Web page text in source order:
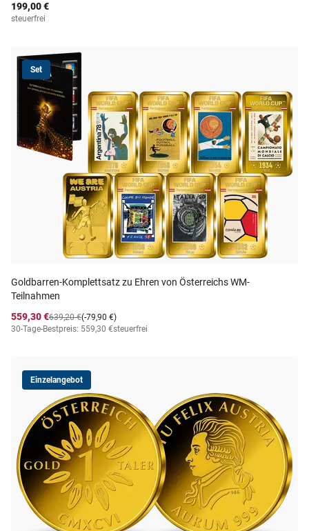
199,00 €
steuerfrei
Set
Goldbarren-Komplettsatz zu Ehren von Österreichs WM-
Teilnahmen
559,30 €
(-79,90 €)
639,20 €
30-Tage-Bestpreis: 559,30 €steuerfrei
Einzelangebot